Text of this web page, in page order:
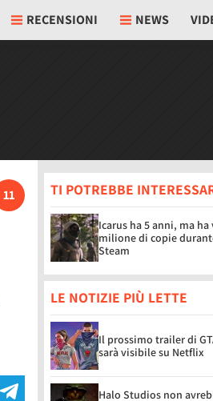
RECENSIONI NEWS
11 TI POTREBBE
Icarus ha 5 anni, ma
milione di copie
Steam
LE NOTIZIE PIÙ LETTE
Il prossimo trailer di
sarà visibile su Netflix
Halo Studios non